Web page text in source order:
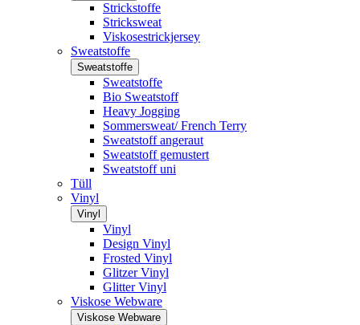
Strickstoffe
Stricksweat
Viskosestrickjersey
Sweatstoffe
Sweatstoffe
Sweatstoffe
Bio Sweatstoff
Heavy Jogging
Sommersweat/ French Terry
Sweatstoff angeraut
Sweatstoff gemustert
Sweatstoff uni
Tüll
Vinyl
Vinyl
Vinyl
Design Vinyl
Frosted Vinyl
Glitzer Vinyl
Glitter Vinyl
Viskose Webware
Viskose Webware